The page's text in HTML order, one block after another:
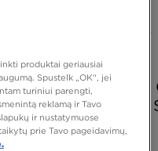
ONLY AT JD
JORDAN ŠORTAI
GRAPHIC CYCLE
produktai geriausiai
Spustelk „OK“, jei
turiniui parengti,
reklamą ir Tavo
ir nustatymuose
prie Tavo pageidavimų,